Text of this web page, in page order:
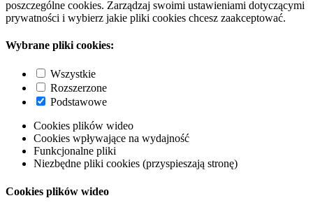
poszczególne cookies. Zarządzaj swoimi ustawieniami dotyczącymi
prywatności i wybierz jakie pliki cookies chcesz zaakceptować.
Wybrane pliki cookies:
Wszystkie
Rozszerzone
Podstawowe
Cookies plików wideo
Cookies wpływające na wydajność
Funkcjonalne pliki
Niezbędne pliki cookies (przyspieszają stronę)
Cookies plików wideo